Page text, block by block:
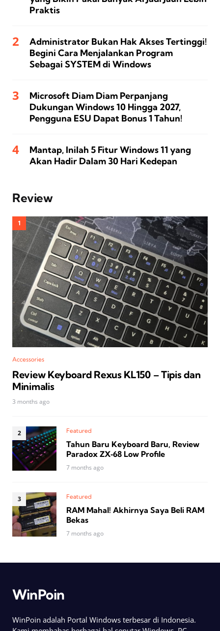
Praktis
Administrator Bukan Hak Akses Tertinggi!
Begini Cara Menjalankan Program
Sebagai SYSTEM di Windows
Microsoft Diam Diam Perpanjang
Dukungan Windows 10 Hingga 2027,
Pengguna ESU Dapat Bonus 1 Tahun!
Mantap, Inilah 5 Fitur Windows 11 yang
Akan Hadir Dalam 30 Hari Kedepan
Review
Accessories
Review Keyboard Rexus KL150 – Tipis dan
Minimalis
3 months ago
Featured
Tahun Baru Keyboard Baru, Review
Paradox ZX‑68 Low Profile
7 months ago
Featured
RAM Mahal! Akhirnya Saya Beli RAM
Bekas
7 months ago
WinPoin
WinPoin adalah Portal Windows terbesar di Indonesia.